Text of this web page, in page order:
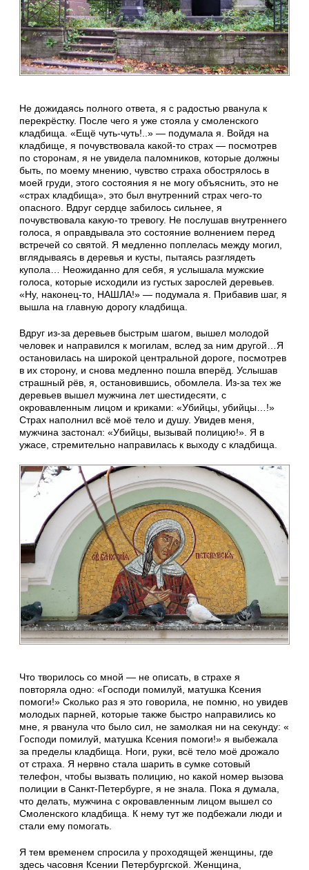
Не дожидаясь полного ответа, я с радостью рванула к
перекрёстку. После чего я уже стояла у смоленского
кладбища. «Ещё чуть-чуть!..» — подумала я. Войдя на
кладбище, я почувствовала какой-то страх — посмотрев
по сторонам, я не увидела паломников, которые должны
быть, по моему мнению, чувство страха обострялось в
моей груди, этого состояния я не могу объяснить, это не
«страх кладбища», это был внутренний страх чего-то
опасного. Вдруг сердце забилось сильнее, я
почувствовала какую-то тревогу. Не послушав внутреннего
голоса, я оправдывала это состояние волнением перед
встречей со святой. Я медленно поплелась между могил,
вглядываясь в деревья и кусты, пытаясь разглядеть
купола… Неожиданно для себя, я услышала мужские
голоса, которые исходили из густых зарослей деревьев.
«Ну, наконец-то, НАШЛА!» — подумала я. Прибавив шаг, я
вышла на главную дорогу кладбища.
Вдруг из-за деревьев быстрым шагом, вышел молодой
человек и направился к могилам, вслед за ним другой…Я
остановилась на широкой центральной дороге, посмотрев
в их сторону, и снова медленно пошла вперёд. Услышав
страшный рёв, я, остановившись, обомлела. Из-за тех же
деревьев вышел мужчина лет шестидесяти, с
окровавленным лицом и криками: «Убийцы, убийцы…!»
Страх наполнил всё моё тело и душу. Увидев меня,
мужчина застонал: «Убийцы, вызывай полицию!». Я в
ужасе, стремительно направилась к выходу с кладбища.
Что творилось со мной — не описать, в страхе я
повторяла одно: «Господи помилуй, матушка Ксения
помоги!» Сколько раз я это говорила, не помню, но увидев
молодых парней, которые также быстро направились ко
мне, я рванула что было сил, не замолкая ни на секунду: «
Господи помилуй, матушка Ксения помоги!» я выбежала
за пределы кладбища. Ноги, руки, всё тело моё дрожало
от страха. Я нервно стала шарить в сумке сотовый
телефон, чтобы вызвать полицию, но какой номер вызова
полиции в Санкт-Петербурге, я не знала. Пока я думала,
что делать, мужчина с окровавленным лицом вышел со
Смоленского кладбища. К нему тут же подбежали люди и
стали ему помогать.
Я тем временем спросила у проходящей женщины, где
здесь часовня Ксении Петербургской. Женщина,